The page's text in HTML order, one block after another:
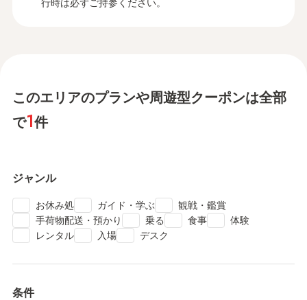
行時は必ずご持参ください。
このエリアのプランや周遊型クーポンは全部
で1件
ジャンル
お休み処 ガイド・学ぶ 観戦・鑑賞
手荷物配送・預かり 乗る 食事 体験
レンタル 入場 デスク
条件